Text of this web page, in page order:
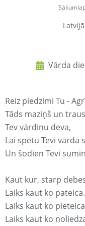
Vārda
Reiz piedzimi Tu -
Tāds maziņš un
Tev vārdiņu deva,
Lai spētu Tevi vārdā
Un šodien Tevi
Kaut kur, starp
Laiks kaut ko pateica.
Laiks kaut ko
Laiks kaut ko